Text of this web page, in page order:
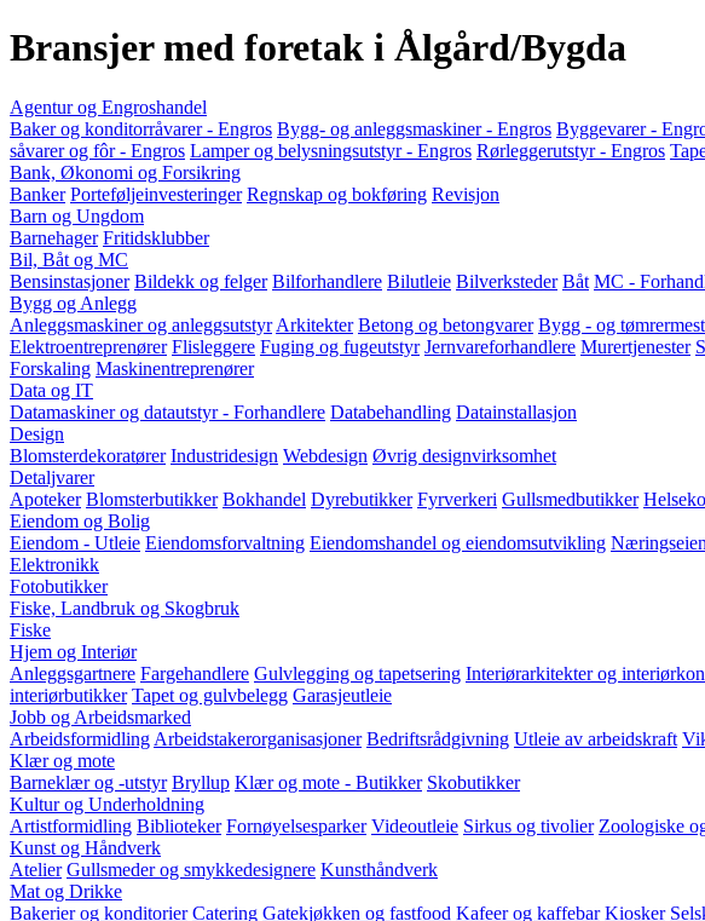
Bransjer med foretak i Ålgård/Bygda
Agentur og Engroshandel
Baker og konditorråvarer - Engros Bygg- og anleggsmaskiner - Engros Byggevarer -
såvarer og fôr - Engros Lamper og belysningsutstyr - Engros Rørleggerutstyr - Engros
Bank, Økonomi og Forsikring
Banker Porteføljeinvesteringer Regnskap og bokføring Revisjon
Barn og Ungdom
Barnehager Fritidsklubber
Bil, Båt og MC
Bensinstasjoner Bildekk og felger Bilforhandlere Bilutleie Bilverksteder Båt MC -
Bygg og Anlegg
Anleggsmaskiner og anleggsutstyr Arkitekter Betong og betongvarer Bygg - og
Elektroentreprenører Flisleggere Fuging og fugeutstyr Jernvareforhandlere Murertjenester
Forskaling Maskinentreprenører
Data og IT
Datamaskiner og datautstyr - Forhandlere Databehandling Datainstallasjon
Design
Blomsterdekoratører Industridesign Webdesign Øvrig designvirksomhet
Detaljvarer
Apoteker Blomsterbutikker Bokhandel Dyrebutikker Fyrverkeri Gullsmedbutikker
Eiendom og Bolig
Eiendom - Utleie Eiendomsforvaltning Eiendomshandel og eiendomsutvikling
Elektronikk
Fotobutikker
Fiske, Landbruk og Skogbruk
Fiske
Hjem og Interiør
Anleggsgartnere Fargehandlere Gulvlegging og tapetsering Interiørarkitekter og
interiørbutikker Tapet og gulvbelegg Garasjeutleie
Jobb og Arbeidsmarked
Arbeidsformidling Arbeidstakerorganisasjoner Bedriftsrådgivning Utleie av arbeidskraft
Klær og mote
Barneklær og -utstyr Bryllup Klær og mote - Butikker Skobutikker
Kultur og Underholdning
Artistformidling Biblioteker Fornøyelsesparker Videoutleie Sirkus og tivolier Zoologiske
Kunst og Håndverk
Atelier Gullsmeder og smykkedesignere Kunsthåndverk
Mat og Drikke
Bakerier og konditorier Catering Gatekjøkken og fastfood Kafeer og kaffebar Kiosker